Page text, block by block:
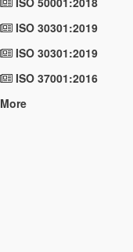
ISO 30301:2019
ISO 30301:2019
ISO 37001:2016
More